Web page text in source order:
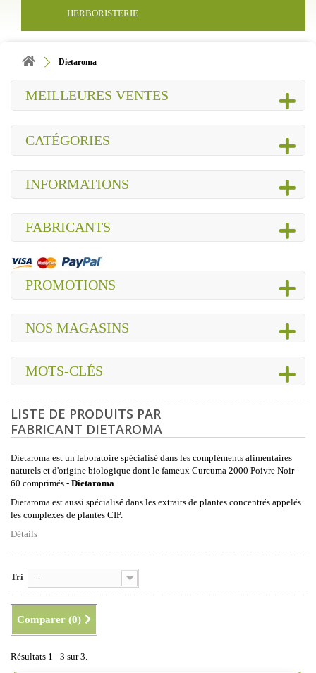
HERBORISTERIE
Dietaroma
MEILLEURES VENTES
CATÉGORIES
INFORMATIONS
FABRICANTS
PROMOTIONS
NOS MAGASINS
MOTS-CLÉS
LISTE DE PRODUITS PAR
FABRICANT DIETAROMA
Dietaroma est un laboratoire spécialisé dans les compléments alimentaires
naturels et d'origine biologique dont le fameux Curcuma 2000 Poivre Noir -
60 comprimés - Dietaroma
Dietaroma est aussi spécialisé dans les extraits de plantes concentrés appelés
les complexes de plantes CIP.
Détails
Tri --
Comparer (0)
Résultats 1 - 3 sur 3.